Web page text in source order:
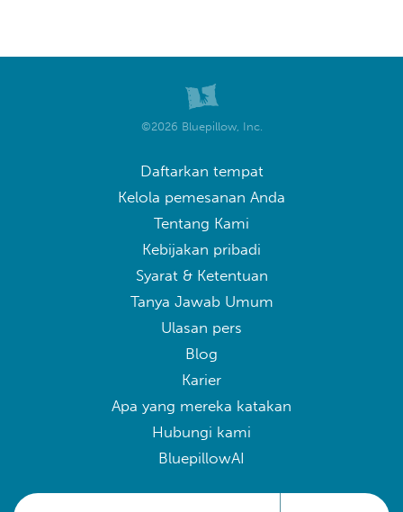
©2026 Bluepillow, Inc.
Daftarkan tempat
Kelola pemesanan Anda
Tentang Kami
Kebijakan pribadi
Syarat & Ketentuan
Tanya Jawab Umum
Ulasan pers
Blog
Karier
Apa yang mereka katakan
Hubungi kami
BluepillowAI